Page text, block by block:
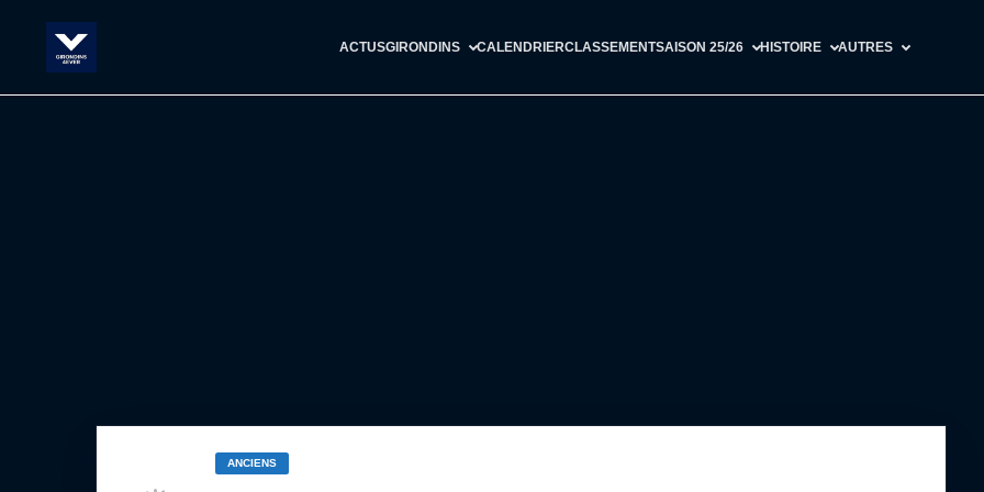
ACTUSGIRONDINS CALENDRIERCLASSEMENTSAISON 25/26 HISTOIRE AUTRES
ANCIENS